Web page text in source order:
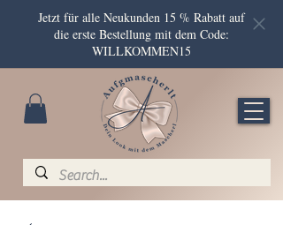
Jetzt für alle Neukunden 15 % Rabatt auf
die erste Bestellung mit dem Code:
WILLKOMMEN15